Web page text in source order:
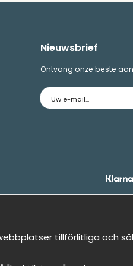
Nieuwsbrief
Ontvang onze beste
E-
mailadres
tillförlitliga och